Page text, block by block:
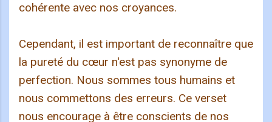
cohérente avec nos croyances.
Cependant, il est important de reconnaître que
la pureté du cœur n'est pas synonyme de
perfection. Nous sommes tous humains et
nous commettons des erreurs. Ce verset
nous encourage à être conscients de nos